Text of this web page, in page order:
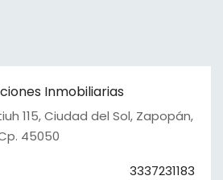
Inmobiliarias
115, Ciudad del Sol, Zapopán,
45050
3337231183